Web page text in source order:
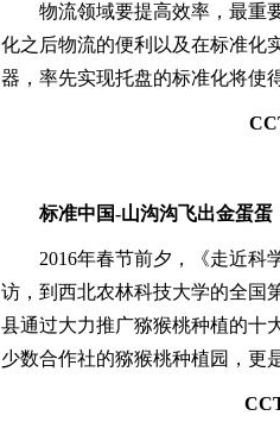
物流领域要提高效率，最重
化之后物流的便利以及在标准化
器，率先实现托盘的标准化将使
标准中国-山沟沟飞出金蛋蛋
2016年春节前夕，《走近科
访，到西北农林科技大学的全国
县通过大力推广猕猴桃种植的十
少数合作社的猕猴桃种植园，更